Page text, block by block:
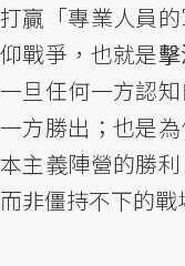
打贏「專業人員
仰戰爭，也就是
一旦任何一方認
一方勝出；也是
本主義陣營的勝
而非僵持不下的戰